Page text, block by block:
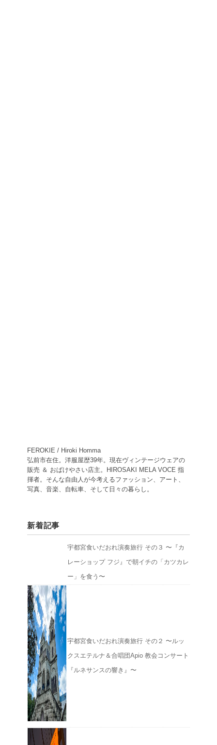
FEROKIE / Hiroki Homma
弘前市在住。洋服屋歴39年。現在ヴィンテージウェアの
販売 ＆ おばけやさい店主。HIROSAKI MELA VOCE 指
揮者。そんな自由人が今考えるファッション、アート、
写真、音楽、自転車、そして日々の暮らし。
新着記事
宇都宮食いだおれ演奏旅行 その３ 〜『カ
レーショップ フジ』で朝イチの「カツカレ
ー」を食う〜
宇都宮食いだおれ演奏旅行 その２ 〜ルッ
クスエテルナ＆合唱団Apio 教会コンサート
『ルネサンスの響き』〜